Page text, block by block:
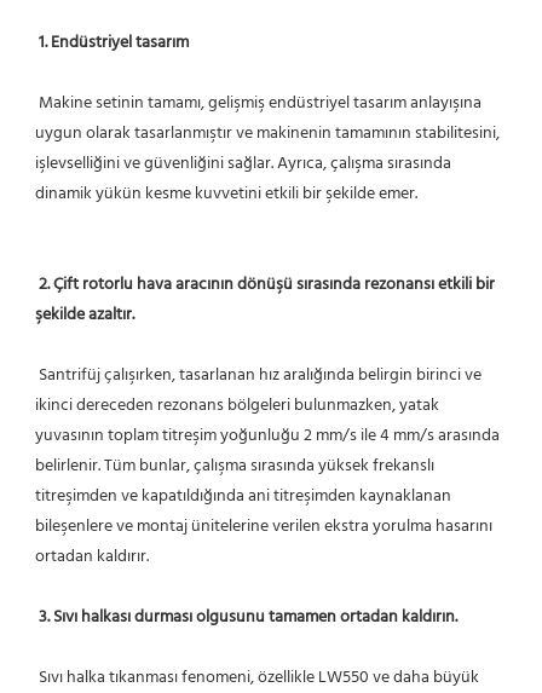
1. Endüstriyel tasarım
uygun olarak tasarlanmıştır ve makinenin tamamının stabilitesini,
işlevselliğini ve güvenliğini sağlar. Ayrıca, çalışma sırasında
dinamik yükün kesme kuvvetini etkili bir şekilde emer.
2. Çift rotorlu hava aracının dönüşü sırasında rezonansı etkili bir
şekilde azaltır.
ikinci dereceden rezonans bölgeleri bulunmazken, yatak
yuvasının toplam titreşim yoğunluğu 2 mm/s ile 4 mm/s arasında
belirlenir. Tüm bunlar, çalışma sırasında yüksek frekanslı
titreşimden ve kapatıldığında ani titreşimden kaynaklanan
bileşenlere ve montaj ünitelerine verilen ekstra yorulma hasarını
ortadan kaldırır.
3. Sıvı halkası durması olgusunu tamamen ortadan kaldırın.